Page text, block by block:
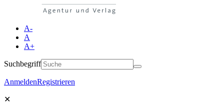
A-
A
A+
Suchbegriff
AnmeldenRegistrieren
✕